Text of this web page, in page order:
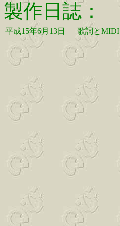
製作日誌：
平成15年6月13日 歌詞とMIDI